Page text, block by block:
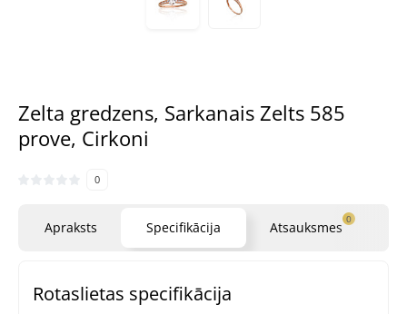
Zelta gredzens, Sarkanais Zelts 585
prove, Cirkoni
0
Apraksts Specifikācija Atsauksmes 0
Rotaslietas specifikācija